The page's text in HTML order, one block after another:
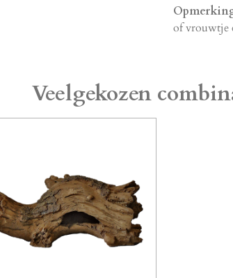
of vrouwtje
Veelgekozen